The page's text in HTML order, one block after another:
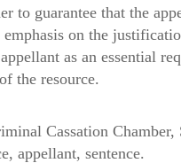
to guarantee that the
on the
as an essential
the resource.
Cassation Chamber,
appellant, sentence.